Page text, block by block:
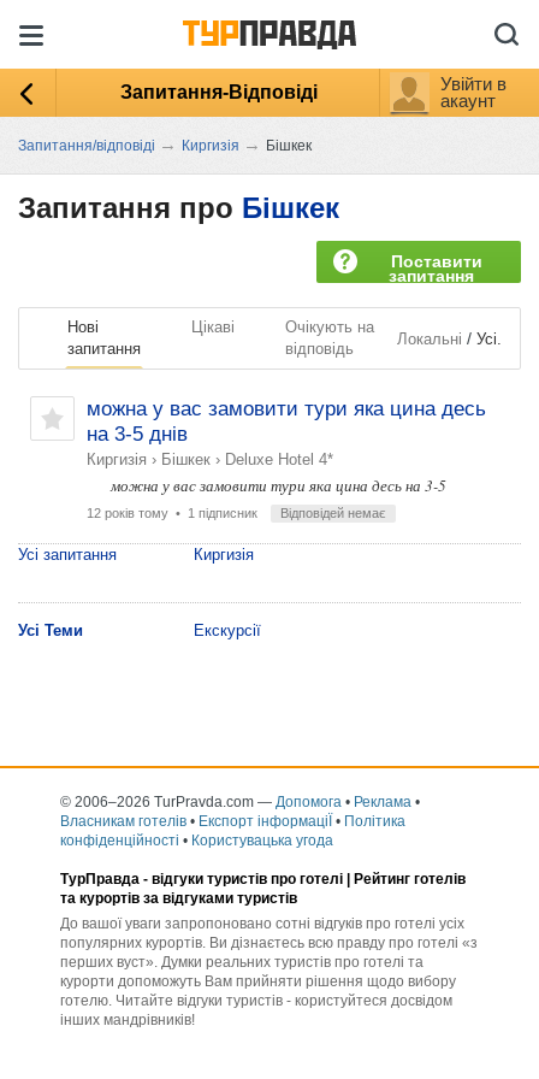
Запитання-Відповіді
Увійти в
акаунт
Запитання/відповіді → Киргизія → Бішкек
Запитання про Бішкек
Поставити
запитання
Нові
запитання
Цікаві
Очікують на
відповідь
Локальні / Усі.
можна у вас замовити тури яка цина десь
на 3-5 днів
Киргизія › Бішкек › Deluxe Hotel 4*
можна у вас замовити тури яка цина десь на 3-5
12 років тому • 1 підписник Відповідей немає
Усі запитання Киргизія
Усі Теми Екскурсії
© 2006–2026 TurPravda.com — Допомога • Реклама •
Власникам готелів • Експорт інформаціЇ • Політика
конфіденційності • Користувацька угода
ТурПравда - відгуки туристів про готелі | Рейтинг готелів
та курортів за відгуками туристів
До вашої уваги запропоновано сотні відгуків про готелі усіх
популярних курортів. Ви дізнаєтесь всю правду про готелі «з
перших вуст». Думки реальних туристів про готелі та
курорти допоможуть Вам прийняти рішення щодо вибору
готелю. Читайте відгуки туристів - користуйтеся досвідом
інших мандрівників!